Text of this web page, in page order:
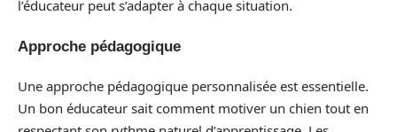
l’éducateur peut s’adapter à chaque situation.
Approche pédagogique
Une approche pédagogique personnalisée est essentielle.
Un bon éducateur sait comment motiver un chien tout en